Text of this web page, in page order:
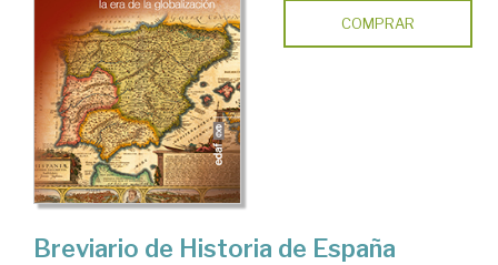
COMPRAR
Breviario de Historia de España